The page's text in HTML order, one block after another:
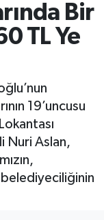
Bir
TL Ye
19’uncusu
Nuri Aslan,